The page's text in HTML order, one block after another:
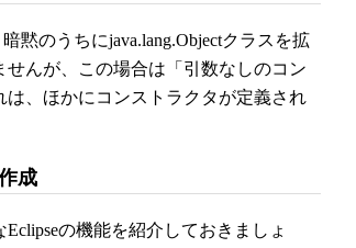
黙のうちにjava.lang.Objectクラスを拡
んが、この場合は「引数なしのコン
、ほかにコンストラクタが定義され
成
の機能を紹介しておきましょ